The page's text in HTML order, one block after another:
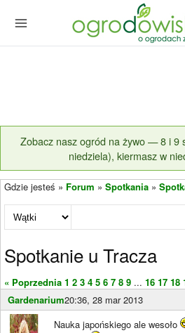
Zobacz nasz ogród na żywo — 8 i 9
niedziela), kiermasz w
Gdzie jesteś » Forum » Spotkania »
Spotkanie u Tracza
« Poprzednia 1 2 3 4 5 6 7 8 9 ... 16 17 18
Gardenarium20:36, 28 mar 2013
Nauka japońskiego ale wesoło